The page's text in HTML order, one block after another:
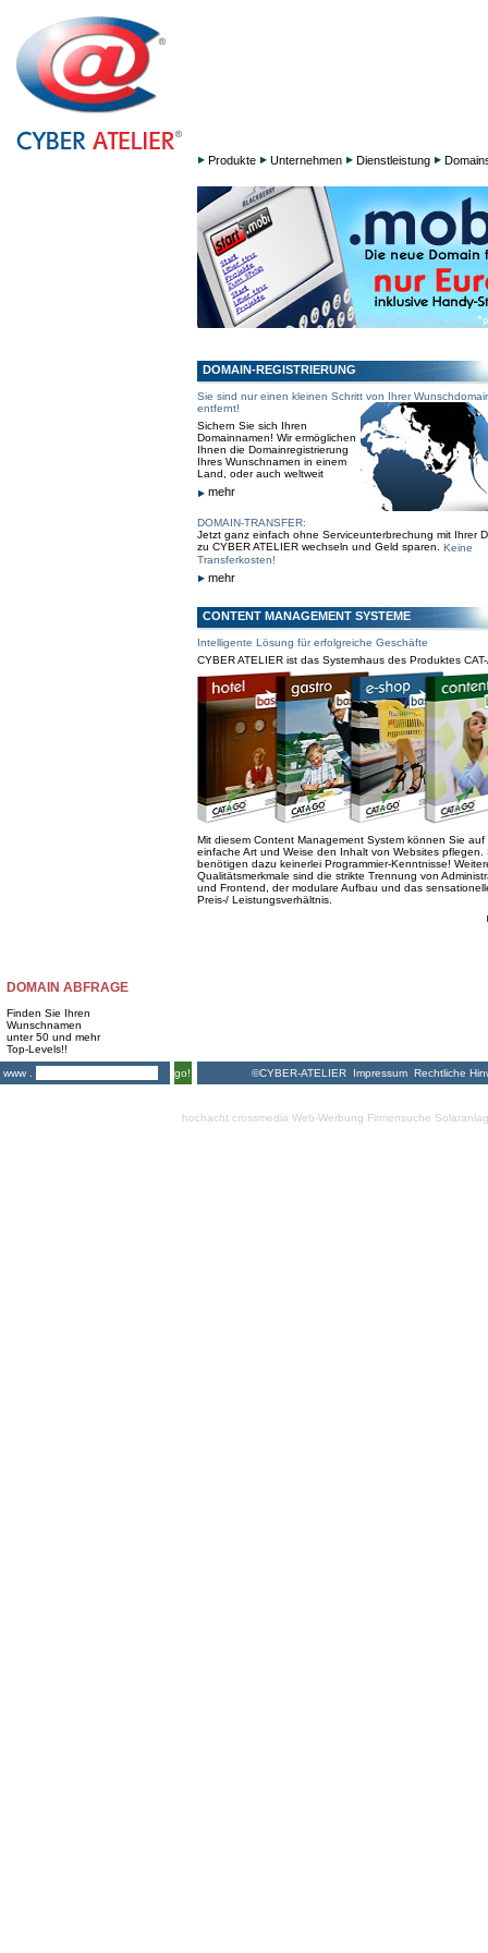
DOMAIN ABFRAGE
Finden Sie Ihren
Wunschnamen
unter 50 und mehr
Top-Levels!!
www .
go!
Produkte Unternehmen Dienstleistung
DOMAIN-REGISTRIERUNG
Sie sind nur einen kleinen Schritt von Ihrer
entfernt!
Sichern Sie sich Ihren
Domainnamen! Wir ermöglichen
Ihnen die Domainregistrierung
Ihres Wunschnamen in einem
Land, oder auch weltweit
mehr
DOMAIN-TRANSFER:
Jetzt ganz einfach ohne Serviceunterbrechung mit Ihrer
zu CYBER ATELIER wechseln und Geld sparen. Keine
Transferkosten!
mehr
CONTENT MANAGEMENT SYSTEME
Intelligente Lösung für erfolgreiche Geschäfte
CYBER ATELIER ist das Systemhaus des Produktes
Mit diesem Content Management System können Sie auf
einfache Art und Weise den Inhalt von Websites pflegen.
benötigen dazu keinerlei Programmier-Kenntnisse!
Qualitätsmerkmale sind die strikte Trennung von
und Frontend, der modulare Aufbau und das
Preis-/ Leistungsverhältnis.
©CYBER-ATELIER Impressum Rechtliche
hochacht crossmedia Web-Werbung Firmensuche